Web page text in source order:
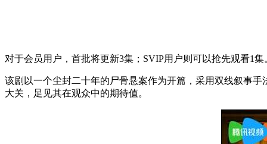
对于会员用户，首批将更新3集；SVIP用户则可以抢先观看1
该剧以一个尘封二十年的尸骨悬案作为开篇，采用双线叙事
大关，足见其在观众中的期待值。